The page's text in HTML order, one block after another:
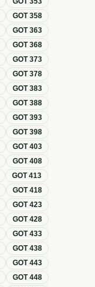
GOT358
GOT363
GOT368
GOT373
GOT378
GOT383
GOT388
GOT393
GOT398
GOT403
GOT408
GOT413
GOT418
GOT423
GOT428
GOT433
GOT438
GOT443
GOT448